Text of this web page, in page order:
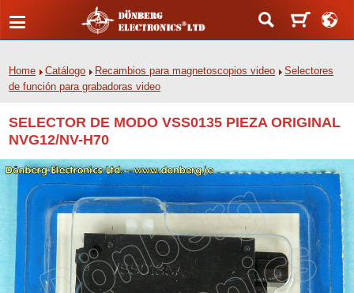
Home Catálogo Recambios para magnetoscopios video
Selectores
de función para grabadoras video
SELECTOR DE MODO VSS0135 PIEZA ORIGINAL
NVG12/NV-H70